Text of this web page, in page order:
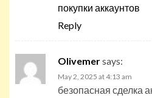
покупки аккаунтов
Reply
Olivemersays:
May 2, 2025 at 4:13 am
безопасная сделка